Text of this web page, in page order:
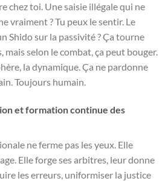
chez toi. Une saisie illégale qui ne
vraiment ? Tu peux le sentir. Le
Shido sur la passivité ? Ça tourne
mais selon le combat, ça peut bouger.
la dynamique. Ça ne pardonne
Toujours humain.
et formation continue des
ne ferme pas les yeux. Elle
Elle forge ses arbitres, leur donne
les erreurs, uniformiser la justice